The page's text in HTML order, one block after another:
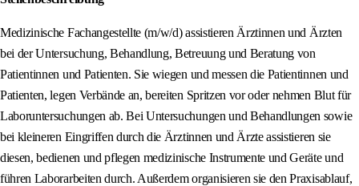
Medizinische Fachangestellte (m/w/d) assistieren Ärztinnen und Ärzten
bei der Untersuchung, Behandlung, Betreuung und Beratung von
Patientinnen und Patienten. Sie wiegen und messen die Patientinnen und
Patienten, legen Verbände an, bereiten Spritzen vor oder nehmen Blut für
Laboruntersuchungen ab. Bei Untersuchungen und Behandlungen sowie
bei kleineren Eingriffen durch die Ärztinnen und Ärzte assistieren sie
diesen, bedienen und pflegen medizinische Instrumente und Geräte und
führen Laborarbeiten durch. Außerdem organisieren sie den Praxisablauf,